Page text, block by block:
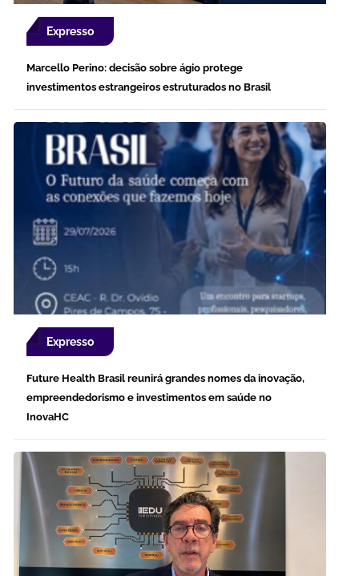
Expresso
Marcello Perino: decisão sobre ágio protege
investimentos estrangeiros estruturados no Brasil
Expresso
Future Health Brasil reunirá grandes nomes da inovação,
empreendedorismo e investimentos em saúde no
InovaHC